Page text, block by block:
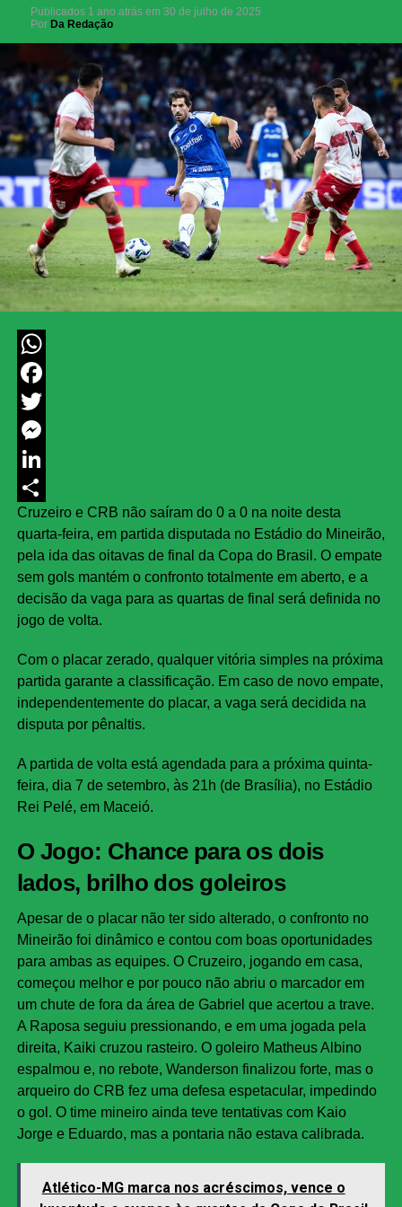
Publicados 1 ano atrás em 30 de julho de 2025
Por Da Redação
WhatsApp
Facebook
Twitter
Messenger
LinkedIn
Share
Cruzeiro e CRB não saíram do 0 a 0 na noite desta
quarta-feira, em partida disputada no Estádio do Mineirão,
pela ida das oitavas de final da Copa do Brasil. O empate
sem gols mantém o confronto totalmente em aberto, e a
decisão da vaga para as quartas de final será definida no
jogo de volta.
Com o placar zerado, qualquer vitória simples na próxima
partida garante a classificação. Em caso de novo empate,
independentemente do placar, a vaga será decidida na
disputa por pênaltis.
A partida de volta está agendada para a próxima quinta-
feira, dia 7 de setembro, às 21h (de Brasília), no Estádio
Rei Pelé, em Maceió.
O Jogo: Chance para os dois
lados, brilho dos goleiros
Apesar de o placar não ter sido alterado, o confronto no
Mineirão foi dinâmico e contou com boas oportunidades
para ambas as equipes. O Cruzeiro, jogando em casa,
começou melhor e por pouco não abriu o marcador em
um chute de fora da área de Gabriel que acertou a trave.
A Raposa seguiu pressionando, e em uma jogada pela
direita, Kaiki cruzou rasteiro. O goleiro Matheus Albino
espalmou e, no rebote, Wanderson finalizou forte, mas o
arqueiro do CRB fez uma defesa espetacular, impedindo
o gol. O time mineiro ainda teve tentativas com Kaio
Jorge e Eduardo, mas a pontaria não estava calibrada.
Atlético-MG marca nos acréscimos, vence o